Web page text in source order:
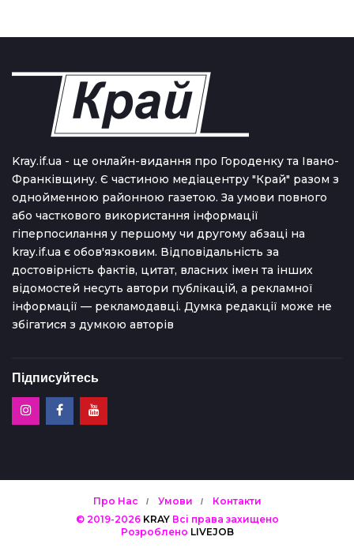
Kray.if.ua - це онлайн-видання про Городенку та Івано-
Франківщину. Є частиною медіацентру "Край" разом з
однойменною районною газетою. За умови повного
або часткового використання iнформацiї
гіперпосилання у першому чи другому абзаці на
kray.if.ua є обов'язковим. Відповідальність за
достовірність фактів, цитат, власних імен та інших
відомостей несуть автори публікацій, а рекламної
інформації — рекламодавці. Думка редакцiї може не
збiгатися з думкою авторiв
Підписуйтесь
© 2019-2026 KRAYВсі права захищено
Розроблено LIVEJOB
Про Нас Умови Контакти